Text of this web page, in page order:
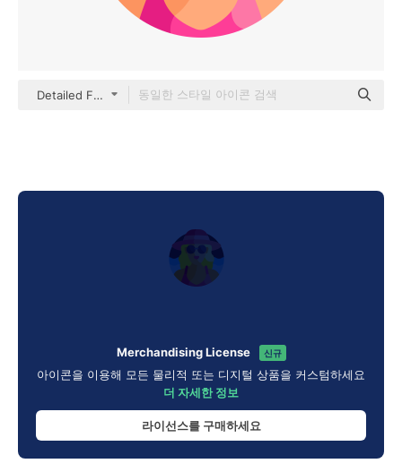
Detailed Flat Circular Flat
Merchandising License 신규
아이콘을 이용해 모든 물리적 또는 디지털 상품을 커스텀하세요
더 자세한 정보
라이선스를 구매하세요